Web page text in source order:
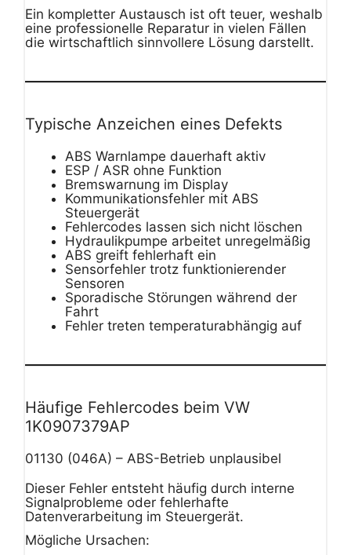
Ein kompletter Austausch ist oft teuer, weshalb
eine professionelle Reparatur in vielen Fällen
die wirtschaftlich sinnvollere Lösung darstellt.
Typische Anzeichen eines Defekts
ABS Warnlampe dauerhaft aktiv
ESP / ASR ohne Funktion
Bremswarnung im Display
Kommunikationsfehler mit ABS
Steuergerät
Fehlercodes lassen sich nicht löschen
Hydraulikpumpe arbeitet unregelmäßig
ABS greift fehlerhaft ein
Sensorfehler trotz funktionierender
Sensoren
Sporadische Störungen während der
Fahrt
Fehler treten temperaturabhängig auf
Häufige Fehlercodes beim VW
1K0907379AP
01130 (046A) – ABS-Betrieb unplausibel
Dieser Fehler entsteht häufig durch interne
Signalprobleme oder fehlerhafte
Datenverarbeitung im Steuergerät.
Mögliche Ursachen: